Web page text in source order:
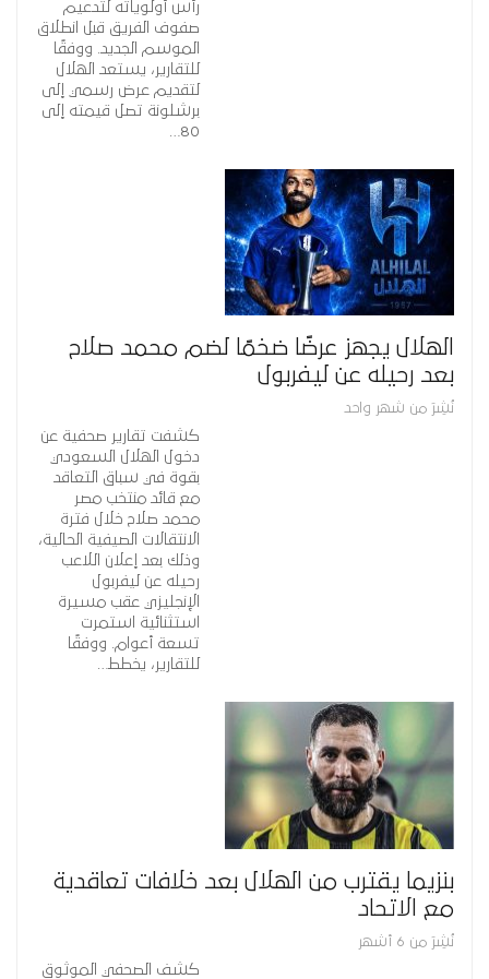
رأس أولوياته لتدعيم
صفوف الفريق قبل انطلاق
الموسم الجديد. ووفقًا
للتقارير، يستعد الهلال
لتقديم عرض رسمي إلى
برشلونة تصل قيمته إلى
80…
الهلال يجهز عرضًا ضخمًا لضم محمد صلاح
بعد رحيله عن ليفربول
نُشِرَ من شهر واحد
كشفت تقارير صحفية عن
دخول الهلال السعودي
بقوة في سباق التعاقد
مع قائد منتخب مصر
محمد صلاح خلال فترة
الانتقالات الصيفية الحالية،
وذلك بعد إعلان اللاعب
رحيله عن ليفربول
الإنجليزي عقب مسيرة
استثنائية استمرت
تسعة أعوام. ووفقًا
للتقارير، يخطط…
بنزيما يقترب من الهلال بعد خلافات تعاقدية
مع الاتحاد
نُشِرَ من 6 أشهر
كشف الصحفي الموثوق